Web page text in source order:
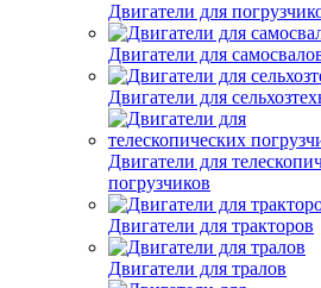
Двигатели для
Двигатели для
Двигатели для
Двигатели для
погрузчиков
Двигатели для тракторов
Двигатели для тралов